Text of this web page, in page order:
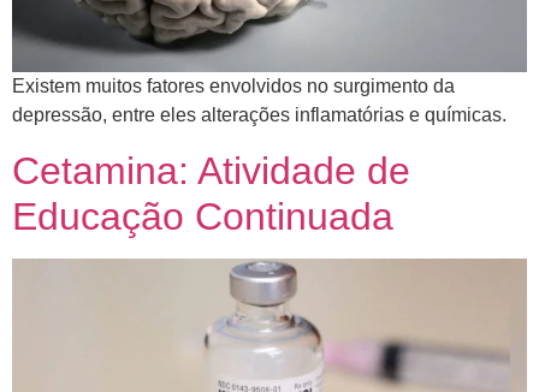
​Existem muitos fatores envolvidos no surgimento da
depressão, entre eles alterações inflamatórias e químicas.
Cetamina: Atividade de
Educação Continuada